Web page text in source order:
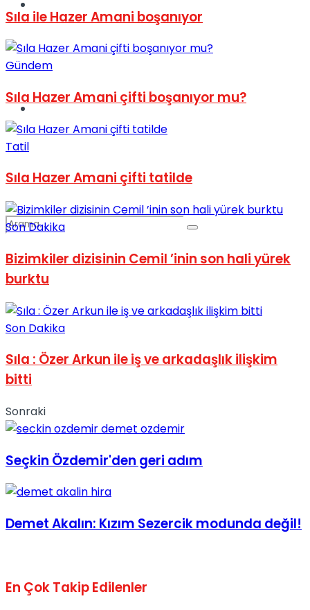
Podcast
No Result
View All Result
Sıla ile Hazer Amani boşanıyor
Gündem
Sıla Hazer Amani çifti boşanıyor mu?
Tatil
Sıla Hazer Amani çifti tatilde
Son Dakika
Bizimkiler dizisinin Cemil ’inin son hali yürek
burktu
Son Dakika
Sıla : Özer Arkun ile iş ve arkadaşlık ilişkim
bitti
Sonraki
Seçkin Özdemir'den geri adım
Demet Akalın: Kızım Sezercik modunda değil!
En Çok Takip Edilenler